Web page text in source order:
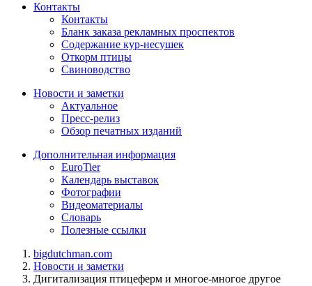
Контакты
Контакты
Бланк заказа рекламных проспектов
Содержание кур-несушек
Откорм птицы
Свиноводство
Новости и заметки
Актуальное
Пресс-релиз
Обзор печатных изданий
Дополнительная информация
EuroTier
Календарь выставок
Фотографии
Видеоматериалы
Словарь
Полезные ссылки
bigdutchman.com
Новости и заметки
Дигитализация птицеферм и многое-многое другое